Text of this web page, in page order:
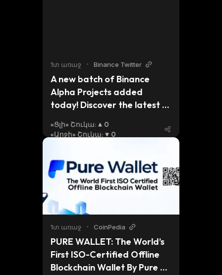
1տ առաջ • Binance Twitter
A new batch of Binance
Alpha Projects added
today! Discover the latest
#Binance Markets. $NS
to trade. Know more 👇
«Ցլի» Շուկա:
0
«Արջի» Շուկա: 0
1տ առաջ • CoinPedia
PURE WALLET: The World’s
First ISO-Certified Offline
Blockchain Wallet By Pure